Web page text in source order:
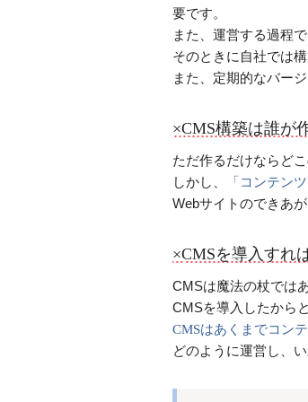
要です。
また、運営する過程
そのときに自社では
また、定期的なバー
×CMS構築は誰が
ただ作るだけならど
しかし、
「コンテン
Webサイトのできあ
×CMSを導入すれ
CMSは魔法の杖では
CMSを導入したから
CMSはあくまでコン
どのように運営し、